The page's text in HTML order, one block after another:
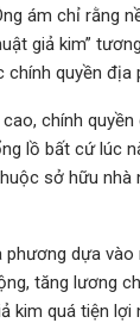
ám chỉ rằng
giả kim”
quyền địa
chính
lồ bất cứ lúc
sở hữu
phương dựa
tăng lương
kim quá tiện